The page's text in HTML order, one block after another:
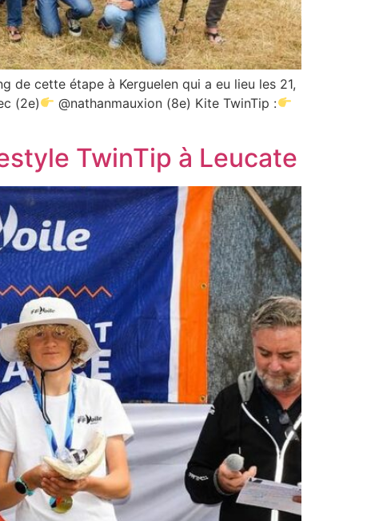
de cette étape à Kerguelen qui a eu lieu les 21,
(2e)
@nathanmauxion (8e) Kite TwinTip :
TwinTip à Leucate